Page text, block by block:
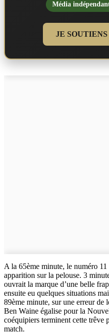
Média
JE
A la 65ème minute, le numéro
apparition sur la pelouse. 3
ouvrait la marque d’une belle
ensuite eu quelques situations
89ème minute, sur une erreur de
Ben Waine égalise pour la
coéquipiers terminent cette trêve
match.